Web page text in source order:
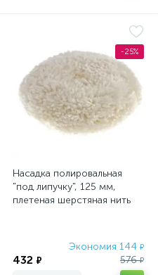
-25%
Насадка полировальная
"под липучку", 125 мм,
плетеная шерстяная нить
Экономия 144 ₽
432 ₽ 576₽